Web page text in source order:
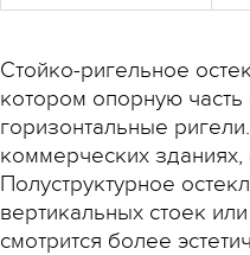
Стойко-ригельное
котором опорную часть
горизонтальные
коммерческих
Полуструктурное
вертикальных стоек
смотрится более